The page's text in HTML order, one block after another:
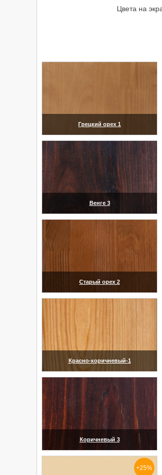
Цвета на
Грецкий орех 1
Венге 3
Старый орех 2
Красно-коричневый-1
Коричневый 3
+25%